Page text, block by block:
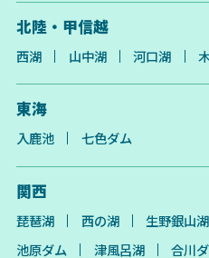
北陸・甲信越
西湖 山中湖 河口湖
東海
入鹿池 七色ダム
関西
琵琶湖 西の湖 生野銀山湖
池原ダム
津風呂湖 合川